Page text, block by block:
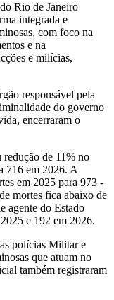
Rio de Janeiro
integrada e
com foco na
e na
e milícias,
responsável pela
do governo
encerraram o
de 11% no
716 em 2026. A
em 2025 para 973 -
mortes fica abaixo de
agente do Estado
e 192 em 2026.
polícias Militar e
que atuam no
também registraram